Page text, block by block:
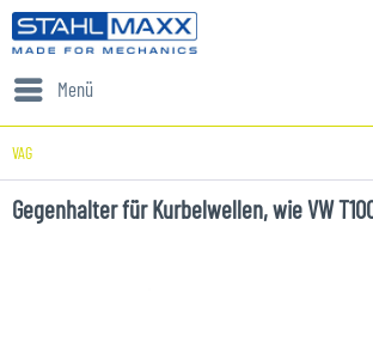
Menü
VAG
Gegenhalter für Kurbelwellen, wie VW